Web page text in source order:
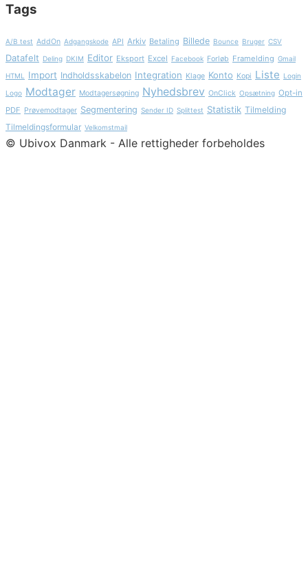
Tags
A/B test AddOn Adgangskode API Arkiv Betaling Billede Bounce Bruger CSV
Datafelt Deling DKIM Editor Eksport Excel Facebook Forløb Framelding Gmail
HTML Import Indholdsskabelon Integration Klage Konto Kopi Liste Login
Logo Modtager Modtagersøgning Nyhedsbrev OnClick Opsætning Opt-in
PDF Prøvemodtager Segmentering Sender ID Splittest Statistik Tilmelding
Tilmeldingsformular Velkomstmail
© Ubivox Danmark - Alle rettigheder forbeholdes